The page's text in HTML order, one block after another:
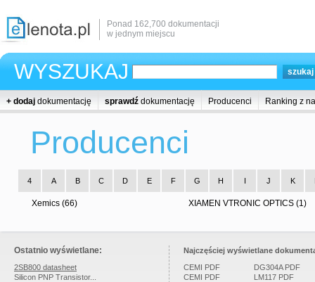
Ponad 162,700 dokumentacji
w jednym miejscu
WYSZUKAJ
+ dodaj dokumentację sprawdź dokumentację Producenci Ranking z
Producenci
4 A B C D E F G H I J K
Xemics (66) XIAMEN VTRONIC OPTICS (1)
Ostatnio wyświetlane:
2SB800 datasheet
Silicon PNP Transistor...
Najczęściej wyświetlane
CEMI PDF
CEMI PDF
DG304A PDF
LM117 PDF